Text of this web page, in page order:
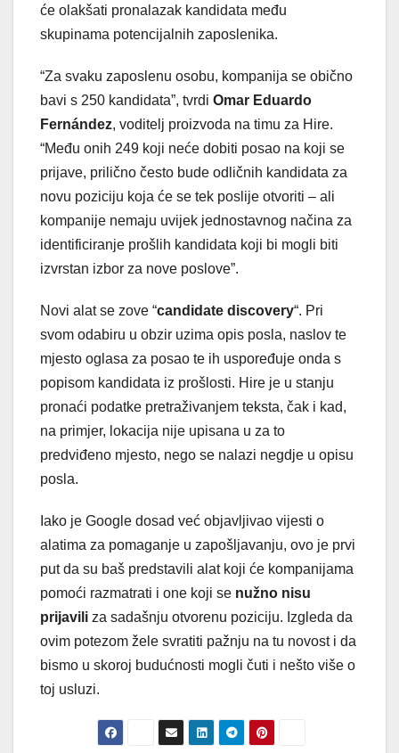
će olakšati pronalazak kandidata među
skupinama potencijalnih zaposlenika.
“Za svaku zaposlenu osobu, kompanija se obično
bavi s 250 kandidata”, tvrdi Omar Eduardo
Fernández, voditelj proizvoda na timu za Hire.
“Među onih 249 koji neće dobiti posao na koji se
prijave, prilično često bude odličnih kandidata za
novu poziciju koja će se tek poslije otvoriti – ali
kompanije nemaju uvijek jednostavnog načina za
identificiranje prošlih kandidata koji bi mogli biti
izvrstan izbor za nove poslove”.
Novi alat se zove “candidate discovery“. Pri
svom odabiru u obzir uzima opis posla, naslov te
mjesto oglasa za posao te ih uspoređuje onda s
popisom kandidata iz prošlosti. Hire je u stanju
pronaći podatke pretraživanjem teksta, čak i kad,
na primjer, lokacija nije upisana u za to
predviđeno mjesto, nego se nalazi negdje u opisu
posla.
Iako je Google dosad već objavljivao vijesti o
alatima za pomaganje u zapošljavanju, ovo je prvi
put da su baš predstavili alat koji će kompanijama
pomoći razmatrati i one koji se nužno nisu
prijavili za sadašnju otvorenu poziciju. Izgleda da
ovim potezom žele svratiti pažnju na tu novost i da
bismo u skoroj budućnosti mogli čuti i nešto više o
toj usluzi.